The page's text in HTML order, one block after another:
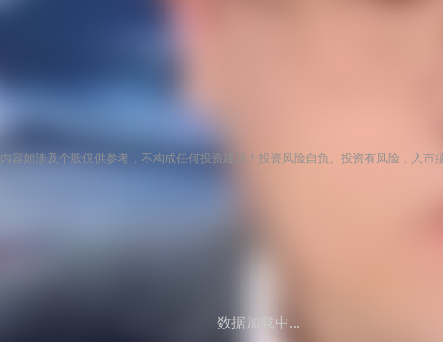
内容如涉及个股仅供参考，不构成任何投资建议！投资风险自负。投资有风险，入市
数据加载中...